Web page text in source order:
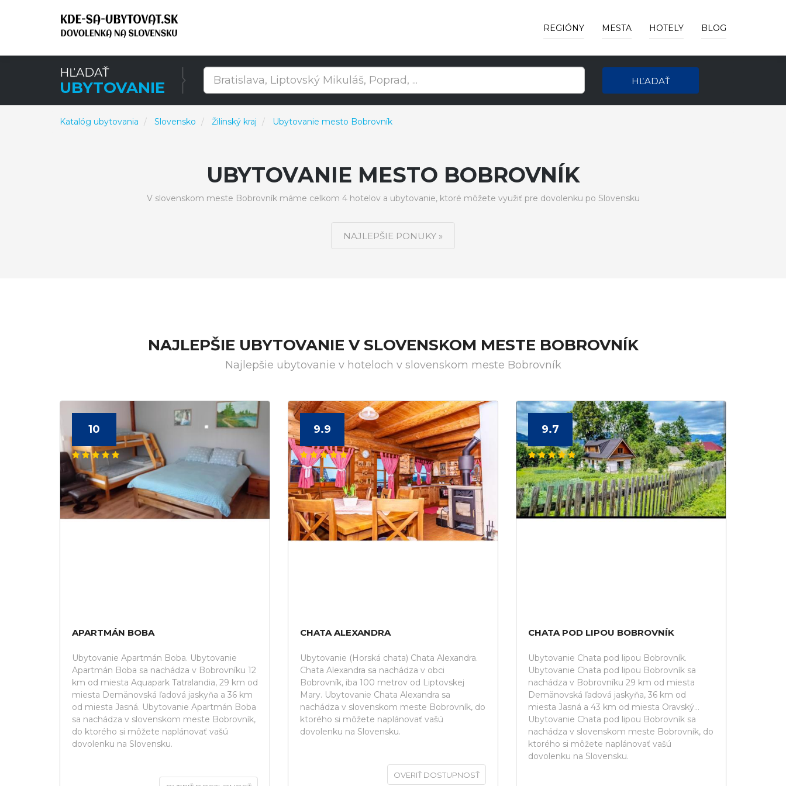
REGIÓNY MESTA HOTELY BLOG
HĽADAŤ
UBYTOVANIE HĽADAŤ
Katalóg ubytovania Slovensko Žilinský kraj Ubytovanie mesto Bobrovník
UBYTOVANIE MESTO BOBROVNÍK
V slovenskom meste Bobrovník máme celkom 4 hotelov a ubytovanie, ktoré môžete využiť pre dovolenku po Slovensku
NAJLEPŠIE PONUKY »
NAJLEPŠIE UBYTOVANIE V SLOVENSKOM MESTE BOBROVNÍK
Najlepšie ubytovanie v hoteloch v slovenskom meste Bobrovník
10
APARTMÁN BOBA
Ubytovanie Apartmán Boba. Ubytovanie
Apartmán Boba sa nachádza v Bobrovníku 12
km od miesta Aquapark Tatralandia, 29 km od
miesta Demänovská ľadová jaskyňa a 36 km
od miesta Jasná. Ubytovanie Apartmán Boba
sa nachádza v slovenskom meste Bobrovník,
do ktorého si môžete naplánovať vašú
dovolenku na Slovensku.
9.9
CHATA ALEXANDRA
Ubytovanie (Horská chata) Chata Alexandra.
Chata Alexandra sa nachádza v obci
Bobrovník, iba 100 metrov od Liptovskej
Mary. Ubytovanie Chata Alexandra sa
nachádza v slovenskom meste Bobrovník, do
ktorého si môžete naplánovať vašú
dovolenku na Slovensku.
OVERIŤ DOSTUPNOSŤ
9.7
CHATA POD LIPOU BOBROVNÍK
Ubytovanie Chata pod lipou Bobrovník.
Ubytovanie Chata pod lipou Bobrovník sa
nachádza v Bobrovníku 29 km od miesta
Demänovská ľadová jaskyňa, 36 km od
miesta Jasná a 43 km od miesta Oravský...
Ubytovanie Chata pod lipou Bobrovník sa
nachádza v slovenskom meste Bobrovník, do
ktorého si môžete naplánovať vašú
dovolenku na Slovensku.